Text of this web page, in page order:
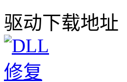
驱动下载地址